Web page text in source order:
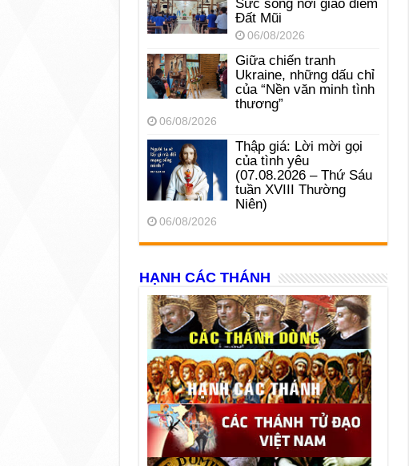
Sức sống nơi giáo điểm
Đất Mũi
06/08/2026
Giữa chiến tranh
Ukraine, những dấu chỉ
của “Nền văn minh tình
thương”
06/08/2026
Thập giá: Lời mời gọi
của tình yêu
(07.08.2026 – Thứ Sáu
tuần XVIII Thường
Niên)
06/08/2026
HẠNH CÁC THÁNH